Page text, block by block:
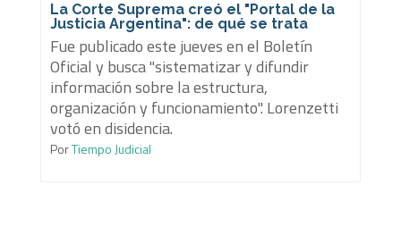
La Corte Suprema creó el "Portal de la
Justicia Argentina": de qué se trata
Fue publicado este jueves en el Boletín
Oficial y busca "sistematizar y difundir
información sobre la estructura,
organización y funcionamiento". Lorenzetti
votó en disidencia.
PorTiempo Judicial